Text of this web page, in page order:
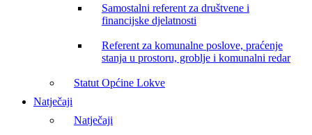
Samostalni referent za društvene i
financijske djelatnosti
Referent za komunalne poslove, praćenje
stanja u prostoru, groblje i komunalni redar
Statut Općine Lokve
Natječaji
Natječaji